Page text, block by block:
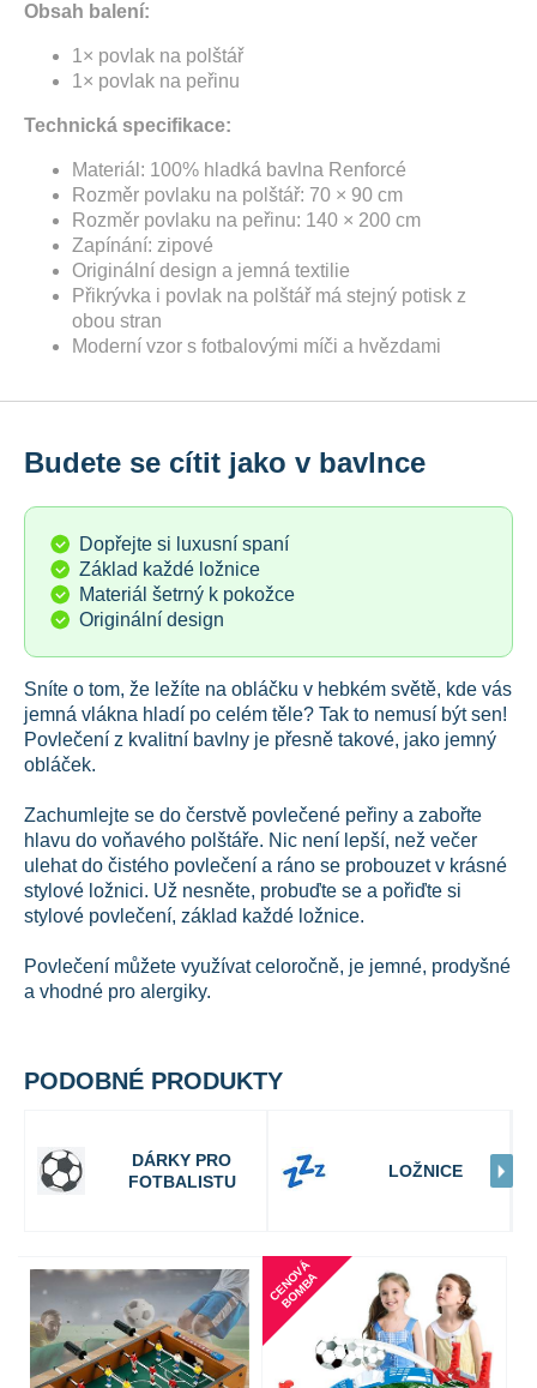
Obsah balení:
1× povlak na polštář
1× povlak na peřinu
Technická specifikace:
Materiál: 100% hladká bavlna Renforcé
Rozměr povlaku na polštář: 70 × 90 cm
Rozměr povlaku na peřinu: 140 × 200 cm
Zapínání: zipové
Originální design a jemná textilie
Přikrývka i povlak na polštář má stejný potisk z
obou stran
Moderní vzor s fotbalovými míči a hvězdami
Budete se cítit jako v bavlnce
Dopřejte si luxusní spaní
Základ každé ložnice
Materiál šetrný k pokožce
Originální design
Sníte o tom, že ležíte na obláčku v hebkém světě, kde vás
jemná vlákna hladí po celém těle? Tak to nemusí být sen!
Povlečení z kvalitní bavlny je přesně takové, jako jemný
obláček.
Zachumlejte se do čerstvě povlečené peřiny a zabořte
hlavu do voňavého polštáře. Nic není lepší, než večer
ulehat do čistého povlečení a ráno se probouzet v krásné
stylové ložnici. Už nesněte, probuďte se a pořiďte si
stylové povlečení, základ každé ložnice.
Povlečení můžete využívat celoročně, je jemné, prodyšné
a vhodné pro alergiky.
PODOBNÉ PRODUKTY
DÁRKY PRO
FOTBALISTU
LOŽNICE
C
E
N
O
V
Á
B
O
M
B
A